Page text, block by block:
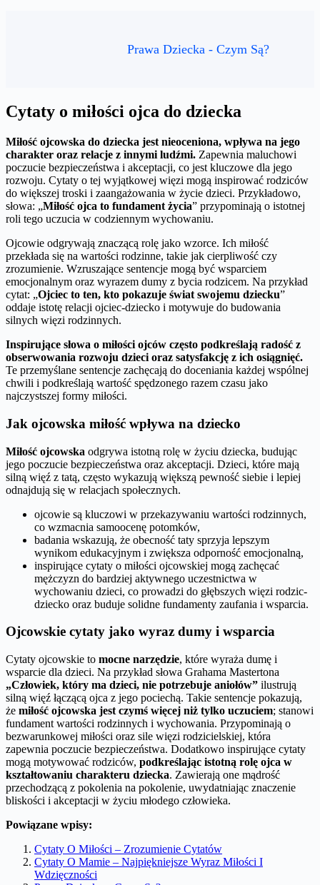
Prawa Dziecka - Czym Są?
Cytaty o miłości ojca do dziecka
Miłość ojcowska do dziecka jest nieoceniona, wpływa na jego
charakter oraz relacje z innymi ludźmi. Zapewnia maluchowi
poczucie bezpieczeństwa i akceptacji, co jest kluczowe dla jego
rozwoju. Cytaty o tej wyjątkowej więzi mogą inspirować rodziców
do większej troski i zaangażowania w życie dzieci. Przykładowo,
słowa: „Miłość ojca to fundament życia” przypominają o istotnej
roli tego uczucia w codziennym wychowaniu.
Ojcowie odgrywają znaczącą rolę jako wzorce. Ich miłość
przekłada się na wartości rodzinne, takie jak cierpliwość czy
zrozumienie. Wzruszające sentencje mogą być wsparciem
emocjonalnym oraz wyrazem dumy z bycia rodzicem. Na przykład
cytat: „Ojciec to ten, kto pokazuje świat swojemu dziecku”
oddaje istotę relacji ojciec-dziecko i motywuje do budowania
silnych więzi rodzinnych.
Inspirujące słowa o miłości ojców często podkreślają radość z
obserwowania rozwoju dzieci oraz satysfakcję z ich osiągnięć.
Te przemyślane sentencje zachęcają do doceniania każdej wspólnej
chwili i podkreślają wartość spędzonego razem czasu jako
najczystszej formy miłości.
Jak ojcowska miłość wpływa na dziecko
Miłość ojcowska odgrywa istotną rolę w życiu dziecka, budując
jego poczucie bezpieczeństwa oraz akceptacji. Dzieci, które mają
silną więź z tatą, często wykazują większą pewność siebie i lepiej
odnajdują się w relacjach społecznych.
ojcowie są kluczowi w przekazywaniu wartości rodzinnych,
co wzmacnia samoocenę potomków,
badania wskazują, że obecność taty sprzyja lepszym
wynikom edukacyjnym i zwiększa odporność emocjonalną,
inspirujące cytaty o miłości ojcowskiej mogą zachęcać
mężczyzn do bardziej aktywnego uczestnictwa w
wychowaniu dzieci, co prowadzi do głębszych więzi rodzic-
dziecko oraz buduje solidne fundamenty zaufania i wsparcia.
Ojcowskie cytaty jako wyraz dumy i wsparcia
Cytaty ojcowskie to mocne narzędzie, które wyraża dumę i
wsparcie dla dzieci. Na przykład słowa Grahama Mastertona
„Człowiek, który ma dzieci, nie potrzebuje aniołów” ilustrują
silną więź łączącą ojca z jego pociechą. Takie sentencje pokazują,
że miłość ojcowska jest czymś więcej niż tylko uczuciem; stanowi
fundament wartości rodzinnych i wychowania. Przypominają o
bezwarunkowej miłości oraz sile więzi rodzicielskiej, która
zapewnia poczucie bezpieczeństwa. Dodatkowo inspirujące cytaty
mogą motywować rodziców, podkreślając istotną rolę ojca w
kształtowaniu charakteru dziecka. Zawierają one mądrość
przechodzącą z pokolenia na pokolenie, uwydatniając znaczenie
bliskości i akceptacji w życiu młodego człowieka.
Powiązane wpisy:
Cytaty O Miłości – Zrozumienie Cytatów
Cytaty O Mamie – Najpiękniejsze Wyraz Miłości I
Wdzięczności